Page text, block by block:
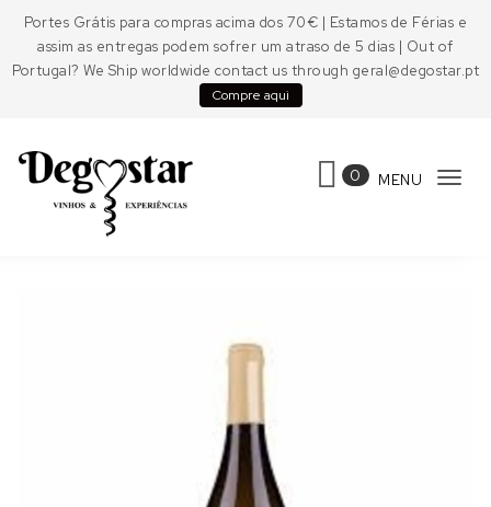
Portes Grátis para compras acima dos 70€ | Estamos de Férias e
assim as entregas podem sofrer um atraso de 5 dias | Out of
Portugal? We Ship worldwide contact us through geral@degostar.pt
Compre aqui
0 MENU